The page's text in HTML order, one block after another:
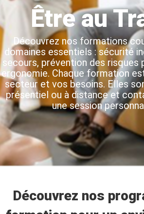
Être au
Découvrez nos formations
domaines essentiels : sécurité
secours, prévention des risques
ergonomie. Chaque formation
secteur et vos besoins. Elles
présentiel ou à distance et
une session
Découvrez nos